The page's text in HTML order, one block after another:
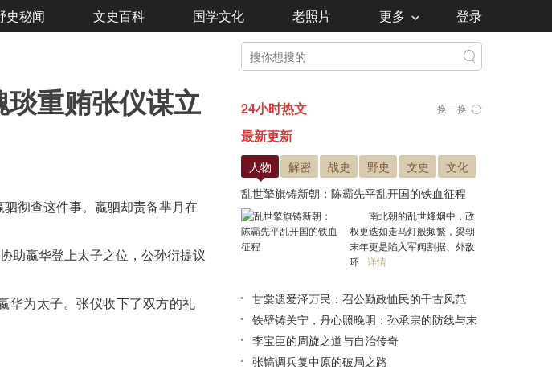
史秘闻 文史百科 国学文化 老照片 更多 登录
重贿张仪谋立
驷彻查这件事。嬴驷却责备芈月在
助嬴华登上太子之位，公孙衍提议
华为太子。张仪收下了双方的礼
24小时热文 换一换
最新更新
人物 解密 战史 野史 文史
文化
乱世擎旗铸新朝：陈霸先平乱开国的铁血征程
南北朝的乱世烽烟中，政
权更迭如走马灯般频繁，梁朝
末年更是陷入军阀割据、外敌
环 详情
甘棠遗爱泽万民：召公勤政恤民的千古风范
铁壁铸关宁，丹心照晚明：孙承宗的防线与末
路悲歌
李宝臣的周旋之道与自治传奇
张镐调兵复中原的破局之路